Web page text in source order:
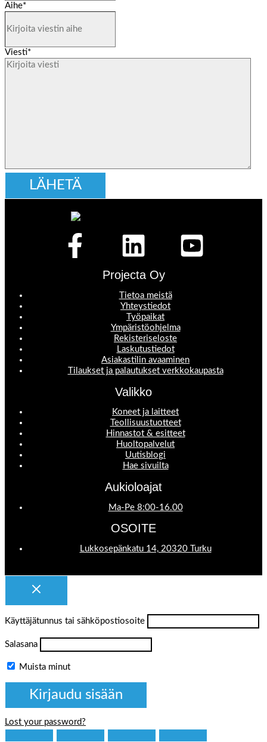
Aihe*
Viesti*
Projecta Oy
Tietoa meistä
Yhteystiedot
Työpaikat
Ympäristöohjelma
Rekisteriseloste
Laskutustiedot
Asiakastilin avaaminen
Tilaukset ja palautukset verkkokaupasta
Valikko
Koneet ja laitteet
Teollisuustuotteet
Hinnastot & esitteet
Huoltopalvelut
Uutisblogi
Hae sivuilta
Aukioloajat
Ma-Pe 8:00-16.00
OSOITE
Lukkosepänkatu 14, 20320 Turku
Käyttäjätunnus tai sähköpostiosoite
Salasana
Muista minut
Lost your password?